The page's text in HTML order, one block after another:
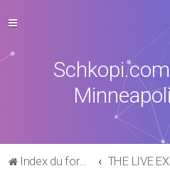
Index du forum